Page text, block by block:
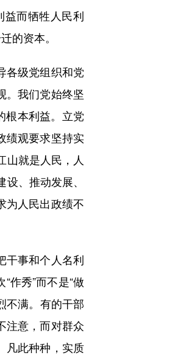
而牺牲人民利
的资本。
各级党组织和党
。我们党始终坚
根本利益。立党
绩观要求坚持实
山就是人民，人
、推动发展、
为人民出政绩不
事和个人名利
作秀”而不是“做
不满。有的干部
注意，而对群众
凡此种种，实质